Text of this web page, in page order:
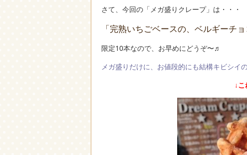
さて、今回の「メガ盛りクレープ」は・・・
「完熟いちごベースの、ベルギーチ
限定10本なので、お早めにどうぞ〜♬
メガ盛りだけに、お値段的にも結構キビシイ
↓